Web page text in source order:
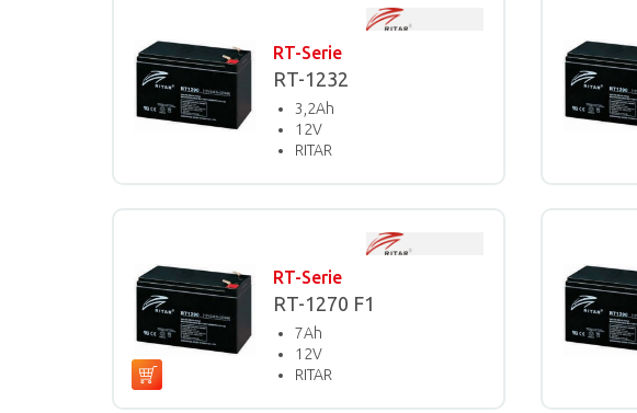
RT-Serie
RT-1232
3,2Ah
12V
RITAR
RT-Serie
RT-1270 F1
7Ah
12V
RITAR